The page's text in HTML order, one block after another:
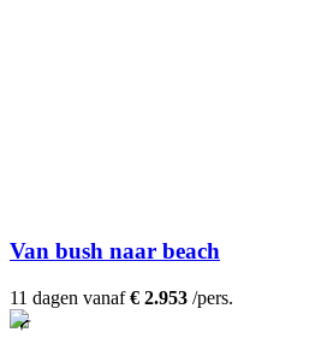
Van bush naar beach
11 dagen vanaf€ 2.953 /pers.